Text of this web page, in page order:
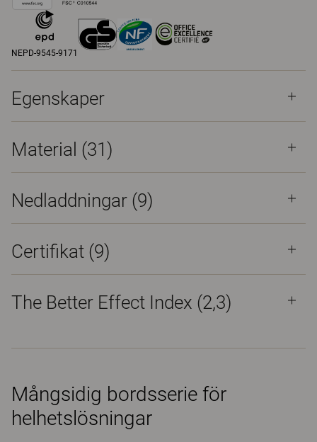
NEPD-9545-9171
Egenskaper
Material (31)
Nedladdningar (9)
Certifikat (9)
The Better Effect Index (2,3)
Mångsidig bordsserie för
helhetslösningar